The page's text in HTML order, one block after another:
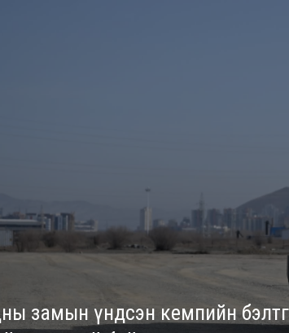
замын үндсэн кемпийн